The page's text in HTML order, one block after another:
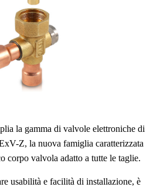
la gamma di valvole elettroniche di
Z, la nuova famiglia caratterizzata
corpo valvola adatto a tutte le taglie.
usabilità e facilità di installazione, è